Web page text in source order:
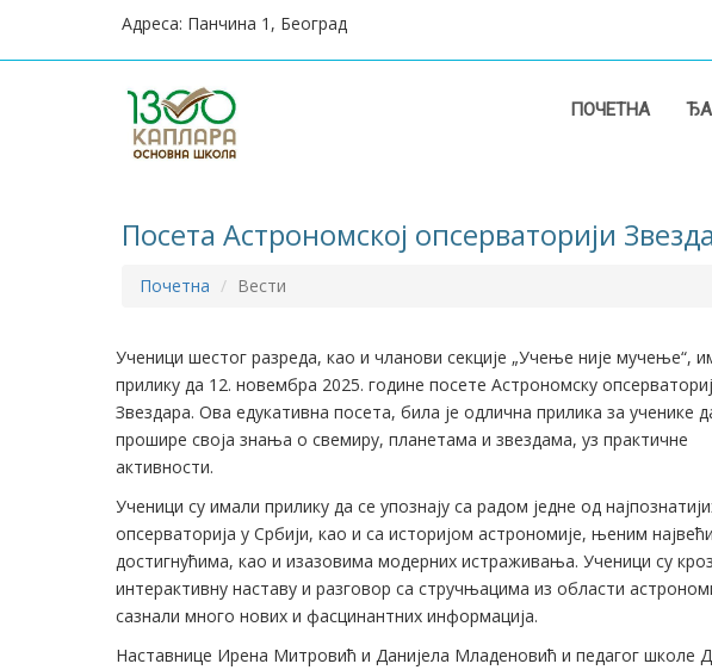
Адреса: Панчина 1, Београд
ПОЧЕТНА
Посета Астрономској опсерваторији
Почетна Вести
Ученици шестог разреда, као и чланови секције „Учење није мучење“,
прилику да 12. новембра 2025. године посете Астрономску
Звездара. Ова едукативна посета, била је одлична прилика за ученике
прошире своја знања о свемиру, планетама и звездама, уз практичне
активности.
Ученици су имали прилику да се упознају са радом једне од
опсерваторија у Србији, као и са историјом астрономије, њеним
достигнућима, као и изазовима модерних истраживања. Ученици су кроз
интерактивну наставу и разговор са стручњацима из области
сазнали много нових и фасцинантних информација.
Наставнице Ирена Митровић и Данијела Младеновић и педагог школе